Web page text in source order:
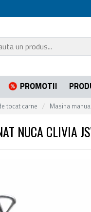
PROMOTII
tocat carne Masina
NUCA CLIVIA